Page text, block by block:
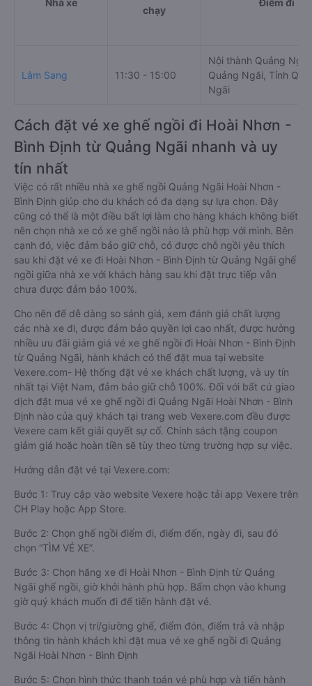
Nhà xe
chạy
Điểm đi
Lâm Sang 11:30 - 15:00
Nội thành Quảng
Quảng Ngãi, Tỉnh
Ngãi
Cách đặt vé xe ghế ngồi đi Hoài Nhơn -
Bình Định từ Quảng Ngãi nhanh và uy
tín nhất
Việc có rất nhiều nhà xe ghế ngồi Quảng Ngãi Hoài Nhơn -
Bình Định giúp cho du khách có đa dạng sự lựa chọn. Đây
cũng có thể là một điều bất lợi làm cho hàng khách không biết
nên chọn nhà xe có xe ghế ngồi nào là phù hợp với mình. Bên
cạnh đó, việc đảm bảo giữ chỗ, có được chỗ ngồi yêu thích
sau khi đặt vé xe đi Hoài Nhơn - Bình Định từ Quảng Ngãi ghế
ngồi giữa nhà xe với khách hàng sau khi đặt trực tiếp vẫn
chưa được đảm bảo 100%.
Cho nên để dễ dàng so sánh giá, xem đánh giá chất lượng
các nhà xe đi, được đảm bảo quyền lợi cao nhất, được hưởng
nhiều ưu đãi giảm giá vé xe ghế ngồi đi Hoài Nhơn - Bình Định
từ Quảng Ngãi, hành khách có thể đặt mua tại website
Vexere.com- Hệ thống đặt vé xe khách chất lượng, và uy tín
nhất tại Việt Nam, đảm bảo giữ chỗ 100%. Đối với bất cứ giao
dịch đặt mua vé xe ghế ngồi đi Quảng Ngãi Hoài Nhơn - Bình
Định nào của quý khách tại trang web Vexere.com đều được
Vexere cam kết giải quyết sự cố. Chính sách tặng coupon
giảm giá hoặc hoàn tiền sẽ tùy theo từng trường hợp sự việc.
Hướng dẫn đặt vé tại Vexere.com:
Bước 1: Truy cập vào website Vexere hoặc tải app Vexere trên
CH Play hoặc App Store.
Bước 2: Chọn ghế ngồi điểm đi, điểm đến, ngày đi, sau đó
chọn “TÌM VÉ XE”.
Bước 3: Chọn hãng xe đi Hoài Nhơn - Bình Định từ Quảng
Ngãi ghế ngồi, giờ khởi hành phù hợp. Bấm chọn vào khung
giờ quý khách muốn đi để tiến hành đặt vé.
Bước 4: Chọn vị trí/giường ghế, điểm đón, điểm trả và nhập
thông tin hành khách khi đặt mua vé xe ghế ngồi đi Quảng
Ngãi Hoài Nhơn - Bình Định
Bước 5: Chọn hình thức thanh toán vé phù hợp và tiến hành